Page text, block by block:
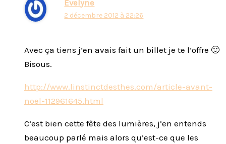
Evelyne
2 décembre 2012 à 22:26
Avec ça tiens j’en avais fait un billet je te l’offre 🙂
Bisous.
http://www.linstinctdesthes.com/article-avant-
noel-112961645.html
C’est bien cette fête des lumières, j’en entends
beaucoup parlé mais alors qu’est-ce que les